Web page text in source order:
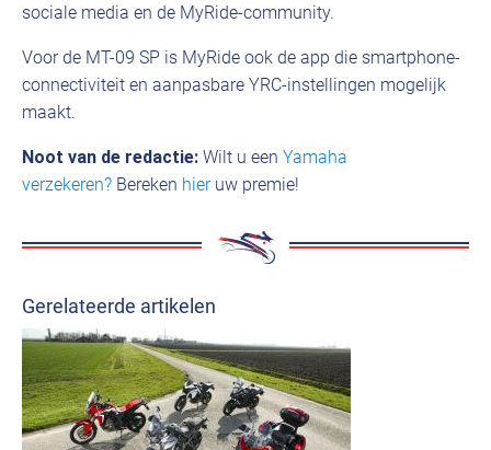
sociale media en de MyRide-community.
Voor de MT-09 SP is MyRide ook de app die smartphone-
connectiviteit en aanpasbare YRC-instellingen mogelijk
maakt.
Noot van de redactie: Wilt u een Yamaha
verzekeren? Bereken hieruw premie!
Gerelateerde artikelen